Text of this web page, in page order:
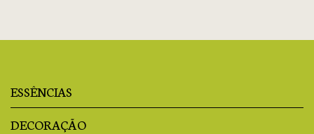
ESSÊNCIAS
DECORAÇÃO